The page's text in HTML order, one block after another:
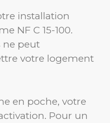
installation
NF C 15-100.
ne peut
votre logement
en poche, votre
Pour un